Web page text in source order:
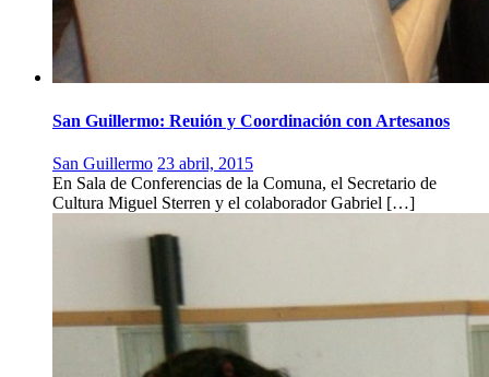
San Guillermo: Reuión y Coordinación con Artesanos
San Guillermo 23 abril, 2015
En Sala de Conferencias de la Comuna, el Secretario de
Cultura Miguel Sterren y el colaborador Gabriel […]